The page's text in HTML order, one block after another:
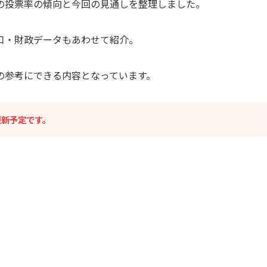
票率の傾向と今回の見通しを整理しました。
財政データもあわせて紹介。
考にできる内容となっています。
予定です。